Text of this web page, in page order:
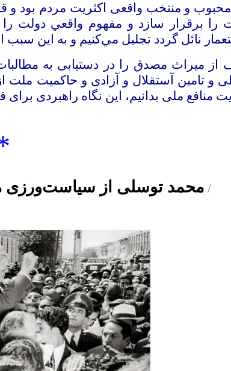
محبوب و منتخب واقعی اكثريت مردم بود و
برقرار سازد و مفهوم واقعي دولت را
نائل گردد تجليل مي‌كنيم و به اين سبب
میراث مصدق را در دستیابی به
و تامین آستقلال و آزادی و حاکمیت
منافع ملی بدانیم، این نگاه راهبردی برای
/محمد توسلی از